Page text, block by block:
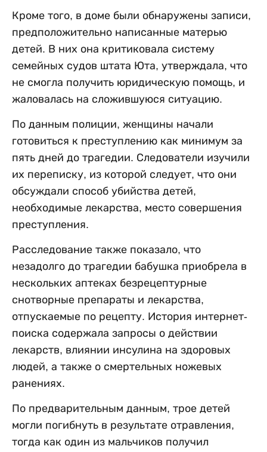
Кроме того, в доме были обнаружены записи,
предположительно написанные матерью
детей. В них она критиковала систему
семейных судов штата Юта, утверждала, что
не смогла получить юридическую помощь, и
жаловалась на сложившуюся ситуацию.
По данным полиции, женщины начали
готовиться к преступлению как минимум за
пять дней до трагедии. Следователи изучили
их переписку, из которой следует, что они
обсуждали способ убийства детей,
необходимые лекарства, место совершения
преступления.
Расследование также показало, что
незадолго до трагедии бабушка приобрела в
нескольких аптеках безрецептурные
снотворные препараты и лекарства,
отпускаемые по рецепту. История интернет-
поиска содержала запросы о действии
лекарств, влиянии инсулина на здоровых
людей, а также о смертельных ножевых
ранениях.
По предварительным данным, трое детей
могли погибнуть в результате отравления,
тогда как один из мальчиков получил